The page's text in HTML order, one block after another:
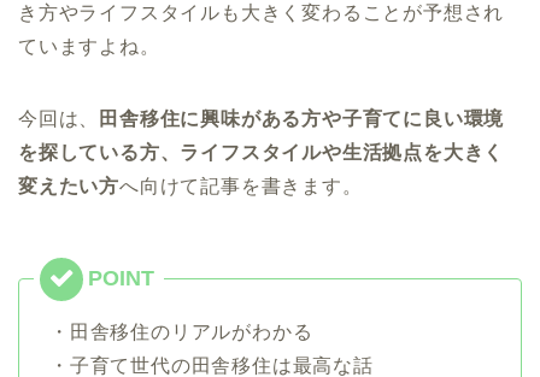
き方やライフスタイルも大きく変わることが予想され
ていますよね。
今回は、
田舎移住に興味がある方や子育てに良い環境
を探している方、ライフスタイルや生活拠点を大きく
変えたい方へ向けて記事を書きます。
・田舎移住のリアルがわかる
・子育て世代の田舎移住は最高な話